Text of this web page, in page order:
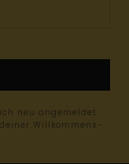
neu angemeldet
Willkommens-